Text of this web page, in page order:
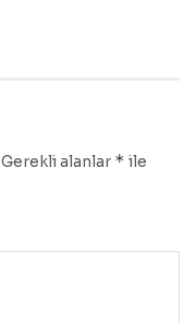
Gerekli alanlar * ile